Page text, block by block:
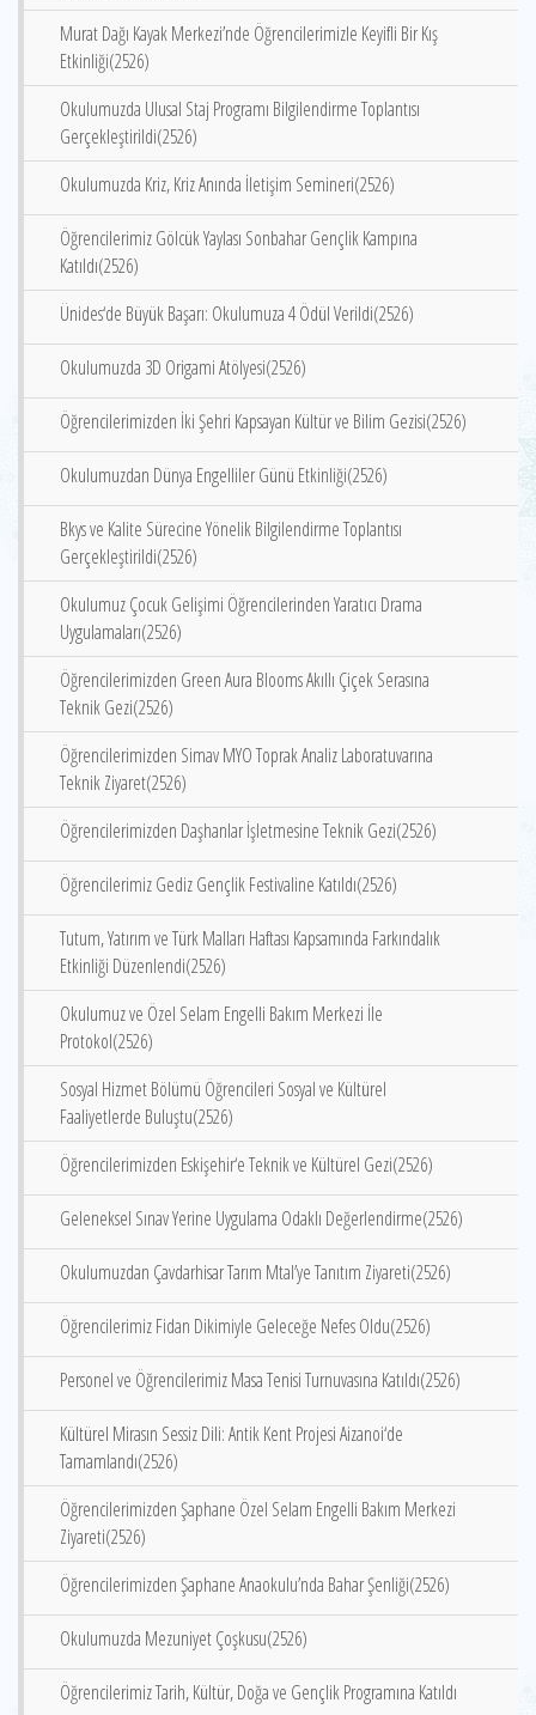
Murat Dağı Kayak Merkezi’nde Öğrencilerimizle Keyifli Bir Kış
Etkinliği(2526)
Okulumuzda Ulusal Staj Programı Bilgilendirme Toplantısı
Gerçekleştirildi(2526)
Okulumuzda Kriz, Kriz Anında İletişim Semineri(2526)
Öğrencilerimiz Gölcük Yaylası Sonbahar Gençlik Kampına
Katıldı(2526)
Ünides‘de Büyük Başarı: Okulumuza 4 Ödül Verildi(2526)
Okulumuzda 3D Origami Atölyesi(2526)
Öğrencilerimizden İki Şehri Kapsayan Kültür ve Bilim Gezisi(2526)
Okulumuzdan Dünya Engelliler Günü Etkinliği(2526)
Bkys ve Kalite Sürecine Yönelik Bilgilendirme Toplantısı
Gerçekleştirildi(2526)
Okulumuz Çocuk Gelişimi Öğrencilerinden Yaratıcı Drama
Uygulamaları(2526)
Öğrencilerimizden Green Aura Blooms Akıllı Çiçek Serasına
Teknik Gezi(2526)
Öğrencilerimizden Simav MYO Toprak Analiz Laboratuvarına
Teknik Ziyaret(2526)
Öğrencilerimizden Daşhanlar İşletmesine Teknik Gezi(2526)
Öğrencilerimiz Gediz Gençlik Festivaline Katıldı(2526)
Tutum, Yatırım ve Türk Malları Haftası Kapsamında Farkındalık
Etkinliği Düzenlendi(2526)
Okulumuz ve Özel Selam Engelli Bakım Merkezi İle
Protokol(2526)
Sosyal Hizmet Bölümü Öğrencileri Sosyal ve Kültürel
Faaliyetlerde Buluştu(2526)
Öğrencilerimizden Eskişehir‘e Teknik ve Kültürel Gezi(2526)
Geleneksel Sınav Yerine Uygulama Odaklı Değerlendirme(2526)
Okulumuzdan Çavdarhisar Tarım Mtal’ye Tanıtım Ziyareti(2526)
Öğrencilerimiz Fidan Dikimiyle Geleceğe Nefes Oldu(2526)
Personel ve Öğrencilerimiz Masa Tenisi Turnuvasına Katıldı(2526)
Kültürel Mirasın Sessiz Dili: Antik Kent Projesi Aizanoi‘de
Tamamlandı(2526)
Öğrencilerimizden Şaphane Özel Selam Engelli Bakım Merkezi
Ziyareti(2526)
Öğrencilerimizden Şaphane Anaokulu’nda Bahar Şenliği(2526)
Okulumuzda Mezuniyet Çoşkusu(2526)
Öğrencilerimiz Tarih, Kültür, Doğa ve Gençlik Programına Katıldı